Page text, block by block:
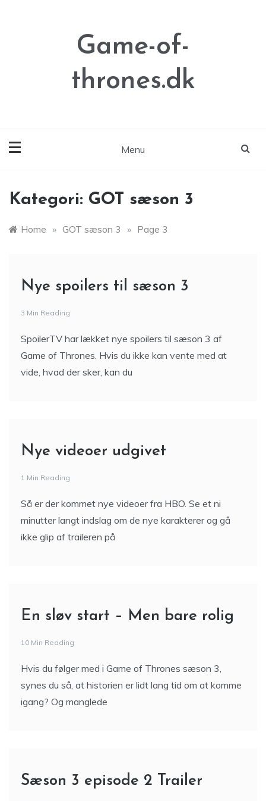
Game-of-
thrones.dk
Menu
Kategori: GOT sæson 3
Home » GOT sæson 3 » Page 3
Nye spoilers til sæson 3
3 Min Reading
SpoilerTV har lækket nye spoilers til sæson 3 af
Game of Thrones. Hvis du ikke kan vente med at
vide, hvad der sker, kan du
Nye videoer udgivet
1 Min Reading
Så er der kommet nye videoer fra HBO. Se et ni
minutter langt indslag om de nye karakterer og gå
ikke glip af traileren på
En sløv start – Men bare rolig
10 Min Reading
Hvis du følger med i Game of Thrones sæson 3,
synes du så, at historien er lidt lang tid om at komme
igang? Og manglede
Sæson 3 episode 2 Trailer